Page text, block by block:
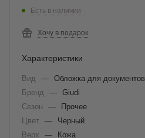
Есть в наличии
Хочу в подарок
Характеристики
Вид — Обложка для документов
Бренд
— Giudi
Сезон
—
Прочее
Цвет —
Черный
Верх
—
Кожа